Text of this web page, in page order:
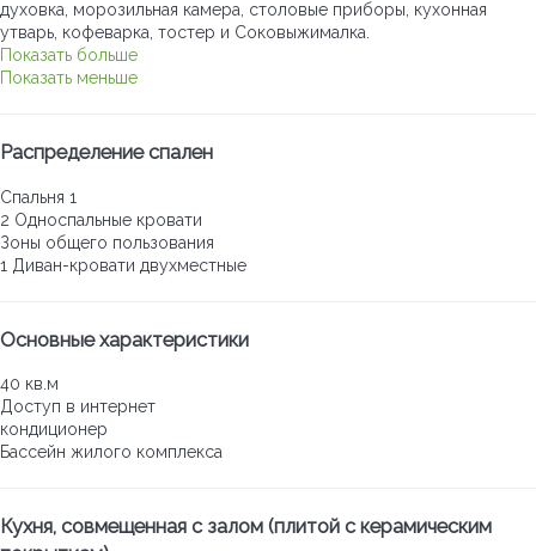
духовка, морозильная камера, столовые приборы, кухонная
утварь, кофеварка, тостер и Соковыжималка.
Показать больше
Показать меньше
Распределение спален
Спальня 1
2 Односпальные кровати
Зоны общего пользования
1 Диван-кровати двухместные
Основные характеристики
40 кв.м
Доступ в интернет
кондиционер
Бассейн жилого комплекса
Кухня, совмещенная с залом (плитой с керамическим